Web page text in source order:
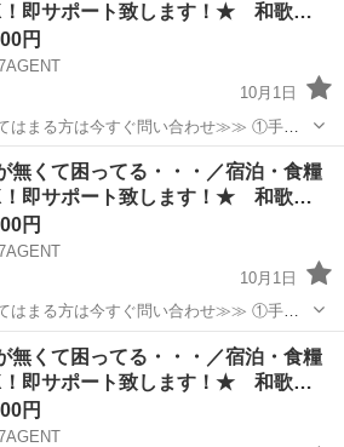
！即サポート致します！★ 和歌…
円
10月1日
はまる方は今すぐ問い合わせ≫≫ ①手持
日泊まる寝床が無い ③携帯が止まって
⑤いっぱい稼ぎたい 弊社のプロの
生活支援
無くて困ってる・・・／宿泊・食糧
！即サポート致します！★ 和歌…
円
10月1日
はまる方は今すぐ問い合わせ≫≫ ①手持
日泊まる寝床が無い ③携帯が止まって
⑤いっぱい稼ぎたい 弊社のプロの
生活支援
無くて困ってる・・・／宿泊・食糧
！即サポート致します！★ 和歌…
円